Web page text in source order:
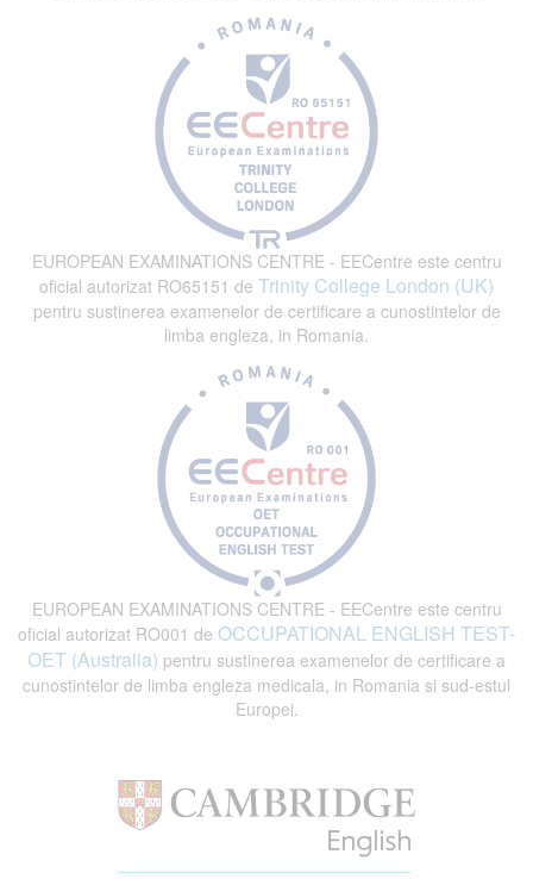
EUROPEAN EXAMINATIONS CENTRE - EECentre este centru
oficial autorizat RO65151 de Trinity College London (UK)
pentru sustinerea examenelor de certificare a cunostintelor de
limba engleza, in Romania.
EUROPEAN EXAMINATIONS CENTRE - EECentre este centru
oficial autorizat RO001 de OCCUPATIONAL ENGLISH TEST-
OET (Australia) pentru sustinerea examenelor de certificare a
cunostintelor de limba engleza medicala, in Romania si sud-estul
Europei.